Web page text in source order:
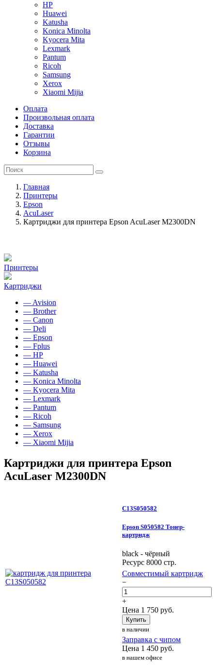
HP
Huawei
Katusha
Konica Minolta
Kyocera Mita
Lexmark
Pantum
Ricoh
Samsung
Xerox
Xiaomi Mijia
Оплата
Произвольная оплата
Доставка
Гарантии
Отзывы
Корзина
Главная
Принтеры
Epson
AcuLaser
Картриджи для принтера Epson AcuLaser M2300DN
Принтеры
Картриджи
— Avision
— Brother
— Canon
— Deli
— Epson
— Fplus
— HP
— Huawei
— Katusha
— Konica Minolta
— Kyocera Mita
— Lexmark
— Pantum
— Ricoh
— Samsung
— Xerox
— Xiaomi Mijia
Картриджи для принтера Epson
AcuLaser M2300DN
C13S050582
Epson S050582 Тонер-
картридж
black - чёрный
Ресурс 8000 стр.
Совместимый картридж
−
+
Цена 1 750 руб.
Купить
в наличии
Заправка с чипом
Цена 1 450 руб.
в нашем офисе